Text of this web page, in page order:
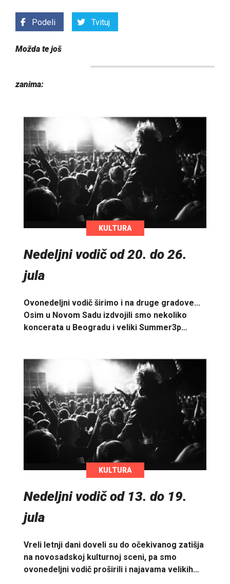
Podeli Tvituj
Možda te još
zanima:
KULTURA
Nedeljni vodič od 20. do 26.
jula
Ovonedeljni vodič širimo i na druge gradove...
Osim u Novom Sadu izdvojili smo nekoliko
koncerata u Beogradu i veliki Summer3p…
KULTURA
Nedeljni vodič od 13. do 19.
jula
Vreli letnji dani doveli su do očekivanog zatišja
na novosadskoj kulturnoj sceni, pa smo
ovonedeljni vodič proširili i najavama velikih…